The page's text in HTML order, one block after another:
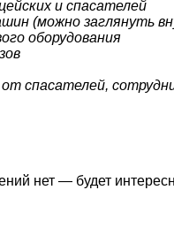
и спасателей
(можно заглянуть
оборудования
спасателей,
нет — будет